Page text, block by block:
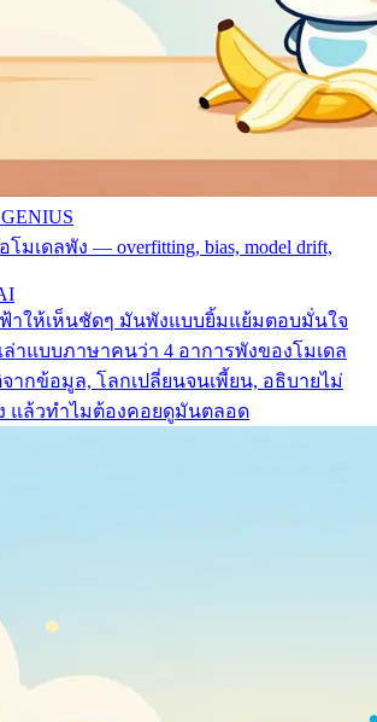
โมเดลพัง — overfitting, bias, model drift,
าให้เห็นชัดๆ มันพังแบบยิ้มแย้มตอบมั่นใจ
าแบบภาษาคนว่า 4 อาการพังของโมเดล
จากข้อมูล, โลกเปลี่ยนจนเพี้ยน, อธิบายไม่
แล้วทำไมต้องคอยดูมันตลอด